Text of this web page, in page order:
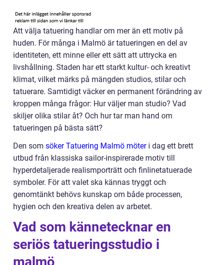
Att välja tatuering handlar om mer än ett motiv på
huden. För många i Malmö är tatueringen en del av
identiteten, ett minne eller ett sätt att uttrycka en
livshållning. Staden har ett starkt kultur- och kreativt
klimat, vilket märks på mängden studios, stilar och
tatuerare. Samtidigt väcker en permanent förändring av
kroppen många frågor: Hur väljer man studio? Vad
skiljer olika stilar åt? Och hur tar man hand om
tatueringen på bästa sätt?
Den som söker Tatuering Malmö möteri dag ett brett
utbud från klassiska sailor-inspirerade motiv till
hyperdetaljerade realismporträtt och finlinetatuerade
symboler. För att valet ska kännas tryggt och
genomtänkt behövs kunskap om både processen,
hygien och den kreativa delen av arbetet.
Vad som kännetecknar en
seriös tatueringsstudio i